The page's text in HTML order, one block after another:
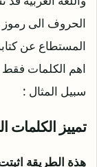
الحروف الى رموز
المستطاع عن
اهم الكلمات فقط
سبيل المثال :
تمييز الكلمات
هذة الطريقة